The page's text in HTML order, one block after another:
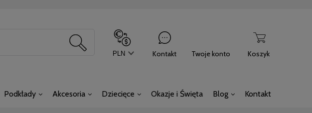
Koszyk
Kontakt Twoje konto
Podkłady Akcesoria Dziecięce Okazje i Święta Blog Kontakt